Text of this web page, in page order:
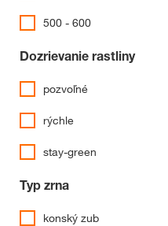
500 - 600
Dozrievanie rastliny
pozvoľné
rýchle
stay-green
Typ zrna
konský zub